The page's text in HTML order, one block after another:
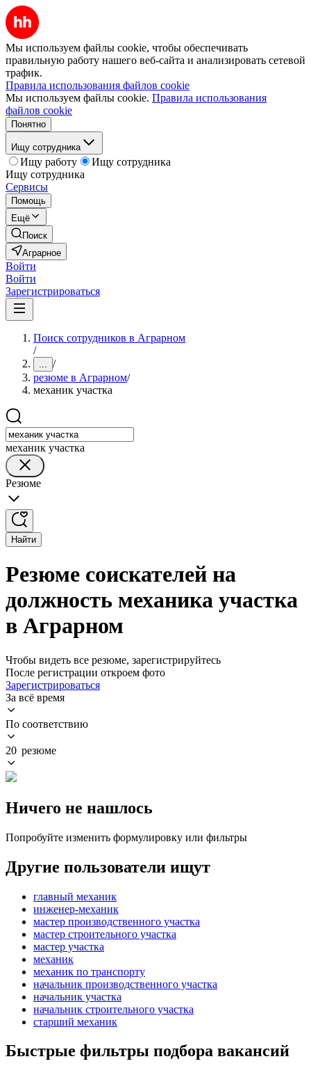
Мы используем файлы cookie, чтобы обеспечивать
правильную работу нашего веб-сайта и анализировать сетевой
трафик.
Правила использования файлов cookie
Мы используем файлы cookie. Правила использования
файлов cookie
Понятно
Ищу сотрудника
Ищу работу
Ищу сотрудника
Ищу сотрудника
Сервисы
Помощь
Ещё
Поиск
Аграрное
Войти
Войти
Зарегистрироваться
Поиск сотрудников в Аграрном
/
... /
резюме в Аграрном/
механик участка
механик участка
Резюме
Найти
Резюме соискателей на
должность механика участка
в Аграрном
Чтобы видеть все резюме, зарегистрируйтесь
После регистрации откроем фото
Зарегистрироваться
За всё время
По соответствию
20 резюме
Ничего не нашлось
Попробуйте изменить формулировку или фильтры
Другие пользователи ищут
главный механик
инженер-механик
мастер производственного участка
мастер строительного участка
мастер участка
механик
механик по транспорту
начальник производственного участка
начальник участка
начальник строительного участка
старший механик
Быстрые фильтры подбора вакансий